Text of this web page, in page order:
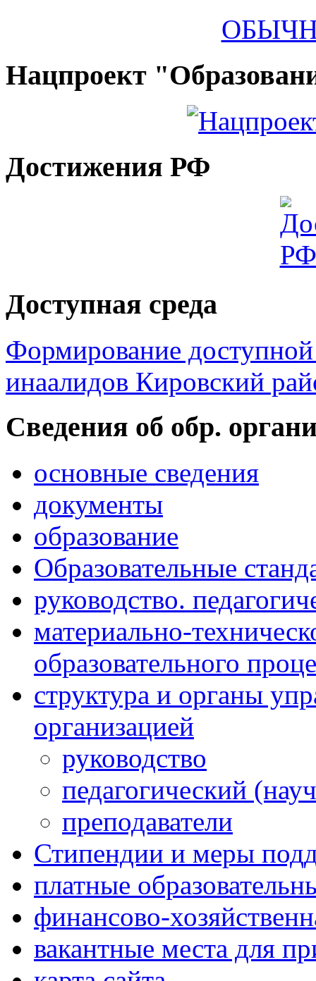
Нацпроект
Достижения РФ
Доступная среда
Формирование доступной
инаалидов Кировский
Cведения об обр.
основные сведения
документы
образование
Образовательные
руководство.
материально-
образовательного
структура и органы
организацией
руководство
педагогический
преподаватели
Стипендии и меры
платные
финансово-
вакантные места для